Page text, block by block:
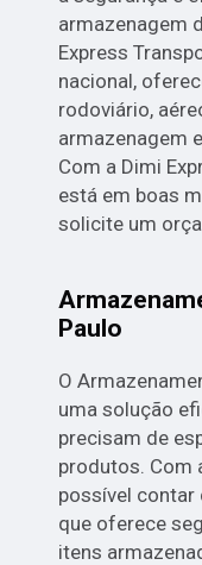
armazenagem
Express
nacional,
rodoviário,
armazenagem
Com a Dimi
está em boas
solicite um
Paulo
O
uma solução
precisam de
produtos. Com
possível contar
que oferece
itens